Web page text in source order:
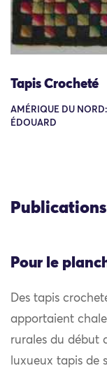
Tapis Crocheté
AMÉRIQUE DU
ÉDOUARD
Pour le
Des tapis
apportaient
rurales du début
luxueux tapis de